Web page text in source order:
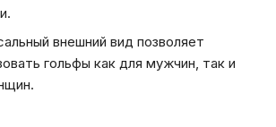
внешний вид позволяет
гольфы как для мужчин, так и